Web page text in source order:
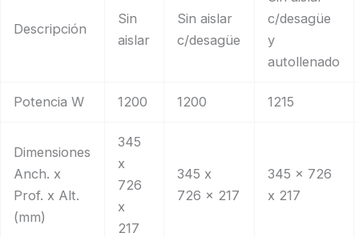
Descripción
Sin
aislar
Sin aislar
c/desagüe
c/desagüe
y
autollenado
Potencia W 1200 1200 1215
Dimensiones
Anch. x
Prof. x Alt.
(mm)
345
x
726
x
217
345 x
726 x 217
345 x 726
x 217